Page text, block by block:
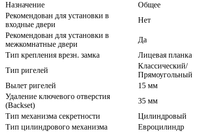
Назначение
Общее
Рекомендован для установки в
входные двери
Нет
Рекомендован для установки в
межкомнатные двери
Да
Тип крепления врезн. замка
Лицевая планка
Тип ригелей
Классический/
Прямоугольный
Вылет ригелей
15 мм
Удаление ключевого отверстия
(Backset)
35 мм
Тип механизма секретности
Цилиндровый
Тип цилиндрового механизма
Евроцилиндр